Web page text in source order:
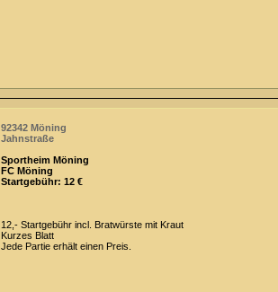
92342 Möning
Jahnstraße
Sportheim Möning
FC Möning
Startgebühr: 12 €
12,- Startgebühr incl. Bratwürste mit Kraut
Kurzes Blatt
Jede Partie erhält einen Preis.